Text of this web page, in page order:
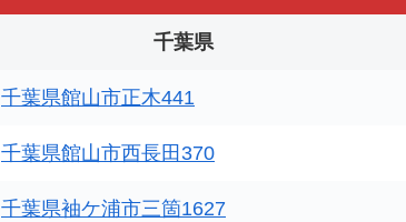
千葉県
千葉県館山市正木441
千葉県館山市西長田370
千葉県袖ケ浦市三箇1627